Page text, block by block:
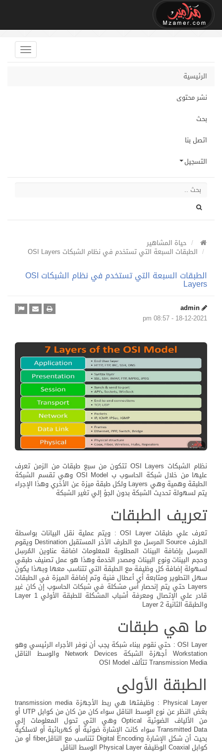
الرئيسية
نشر محتوى
بحث
اتصل بنا
التسجيل
حياة المشاهير
الطبقات السبعة التي تستخدم في نظام الشبكات OSI Layers
الطبقات السبعة التي تستخدم في نظام الشبكات OSI
Layers
admin
18-12-2021 - 08:57 pm
نظام الشبكات OSI Layers تتكون من سبع طبقات من الزمن تعرف
عليها من خلال شبكة الحاسوب ب OSI Model وهي تقسم الشبكة
الطبقة وهمية وهي Layers ولكل طبقة ميزة عن الأخري وهذا الإجراء
يتم لسهولة تحديث الشبكة بدون الجؤ إلي تغير الشبكة
تعريف الطبقات
تعرف علي طبقات OSI Layer : ويتم عملية نقل البيانات بواسطة
الطرف Source المرسل مع الطرف الأخر المستقبل Destination ويقوم
المرسل بإضافة البينات المطلوبة للمعلومات اضافة عناوين المُرسِل
وحجم البينات ونوع البينات ومصدر الخدمة وهذا هو عمل تصنيف طبقي
لسهولة إضافة كل وظيفة مع الطبقة التي تتناسب معها وبهذا يكون
سهل التطوير ومتابعة أي أعطال فنية وتم إضافة الميزة في الطبقات
Layers حتي يتم إنحصار أس مشكلة في شبكات الحاسوب إن كان غير
قادر علي الإتصال ومعرفة أشباب المشكلة للطبقة الأولي Layer 1
والطبقة الثانية Layer 2
ما هي طبقات
OSI Layer : حتي نقوم ببناء شبكة يجب أن نوفر الأجراء الرئيسي وهو
Workstation أجهزة الشبكة Network Devices والوسط الناقل
Transmission Media تتألف OSI Model
الطبقة الأولى
Physical Layer : وظيفتها هي ربط الأجهزة transmission media
بغض النظر عن نوع الوسط الناقل سواء كان من كان من كوابل UTP أو
من الألياف الضوئية Optical وهي التي تحول المعلومات إلي
Transmitted Data سواء كانت الإشارة ضوئية أو كهربائية أو لاسلكية
بحيت أن شكل الإشارة Digital Encoding تتناسب مع الناقلfiber أو من
كوابل Coaxial الوظيفة Physical Layer الوسط الناقل